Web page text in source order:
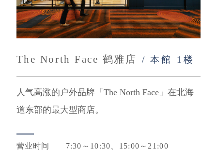
The North Face 鹤雅店 / 本館 1楼
人气高涨的户外品牌「The North Face」在北海
道东部的最大型商店。
营业时间 7:30～10:30、 15:00～21:00